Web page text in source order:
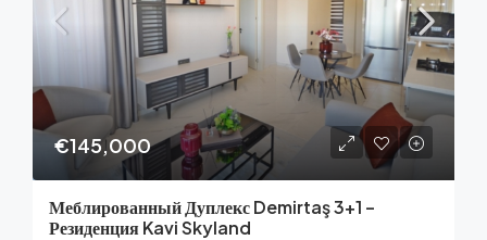
€145,000
Меблированный Дуплекс Demirtaş 3+1 –
Резиденция Kavi Skyland